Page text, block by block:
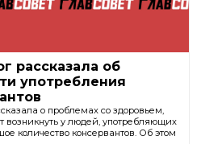
рассказала об
употребления
о проблемах со здоровьем,
возникнуть у людей, употребляющих
количество консервантов. Об этом